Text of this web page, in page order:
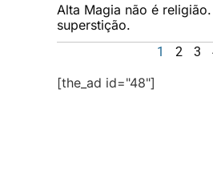
Alta Magia não é
superstição.
1 2 3
[the_ad id="48"]